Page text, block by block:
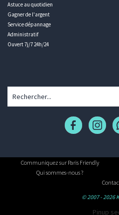
Astuce au quotidien
Gagner de l'argent
Service dépannage
Administratif
Ouvert 7j/7 24h/24
Communiquez sur Paris Friendly
Qui sommes-nous ?
© 2007 - 2026
Pinup